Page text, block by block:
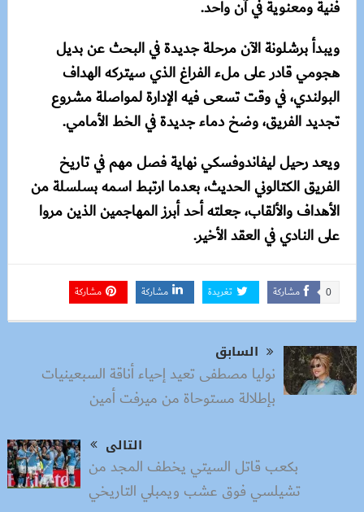
فنية ومعنوية في آن واحد.
ويبدأ برشلونة الآن مرحلة جديدة في البحث عن بديل
هجومي قادر على ملء الفراغ الذي سيتركه الهداف
البولندي، في وقت تسعى فيه الإدارة لمواصلة مشروع
تجديد الفريق، وضخ دماء جديدة في الخط الأمامي.
ويعد رحيل ليفاندوفسكي نهاية فصل مهم في تاريخ
الفريق الكتالوني الحديث، بعدما ارتبط اسمه بسلسلة من
الأهداف والألقاب، جعلته أحد أبرز المهاجمين الذين مروا
على النادي في العقد الأخير.
مشاركة 0 تغريدة مشاركة مشاركة
السابق
نوليا مصطفى تعيد إحياء أناقة السبعينيات
بإطلالة مستوحاة من ميرفت أمين
التالى
بكعب قاتل السيتي يخطف المجد من
تشيلسي فوق عشب ويمبلي التاريخي